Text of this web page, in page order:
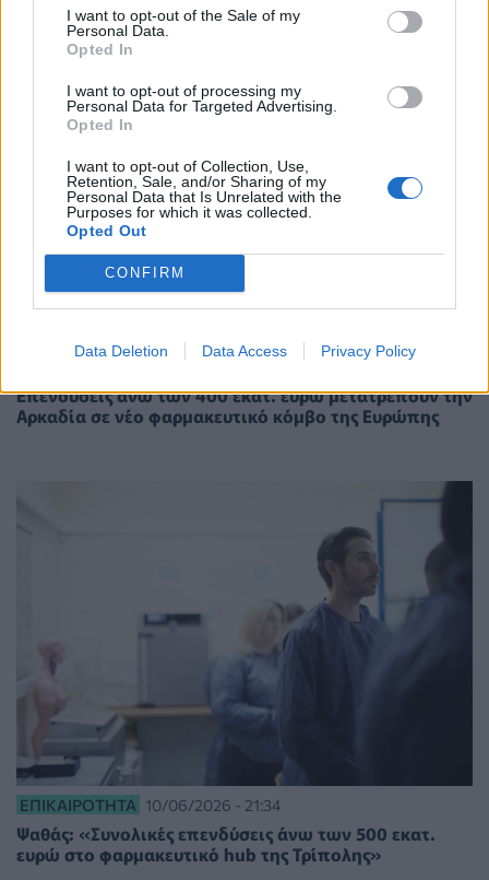
I want to opt-out of the Sale of my
Personal Data.
Opted In
I want to opt-out of processing my
Personal Data for Targeted Advertising.
Opted In
I want to opt-out of Collection, Use,
Retention, Sale, and/or Sharing of my
Personal Data that Is Unrelated with the
Purposes for which it was collected.
Opted Out
CONFIRM
Data Deletion Data Access Privacy Policy
25/06/2026 - 18:44
Επενδύσεις άνω των 400 εκατ. ευρώ μετατρέπουν την
Αρκαδία σε νέο φαρμακευτικό κόμβο της Ευρώπης
ΕΠΙΚΑΙΡΌΤΗΤΑ 10/06/2026 - 21:34
Ψαθάς: «Συνολικές επενδύσεις άνω των 500 εκατ.
ευρώ στο φαρμακευτικό hub της Τρίπολης»